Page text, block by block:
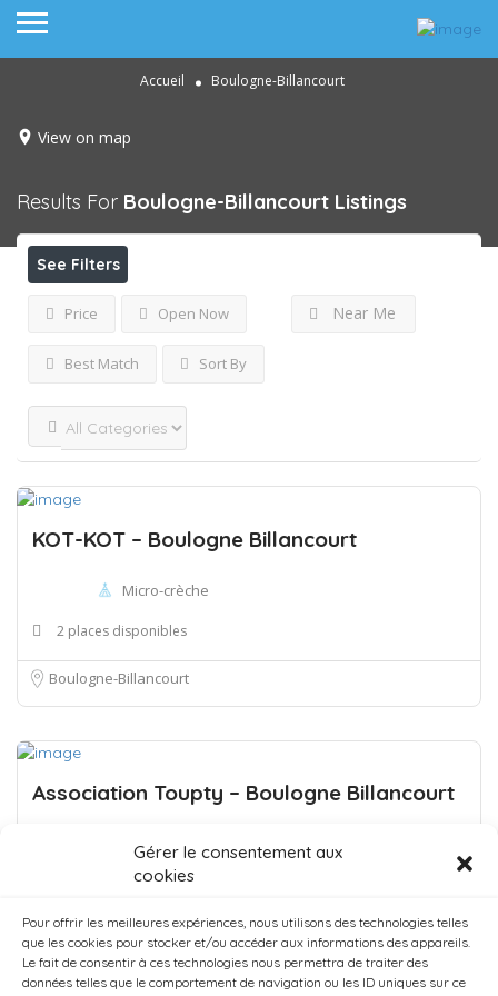
Gérer le consentement aux
cookies
Pour offrir les meilleures expériences, nous utilisons des technologies telles
que les cookies pour stocker et/ou accéder aux informations des appareils.
Le fait de consentir à ces technologies nous permettra de traiter des
données telles que le comportement de navigation ou les ID uniques sur ce
Accueil Boulogne-Billancourt
View on map
Results For Boulogne-Billancourt Listings
See Filters
Price Open Now Near Me
Best Match Sort By
KOT-KOT – Boulogne Billancourt
Micro-crèche
2 places disponibles
Boulogne-Billancourt
Association Toupty – Boulogne Billancourt
Micro-crèche
1 place disponible
Boulogne-Billancourt